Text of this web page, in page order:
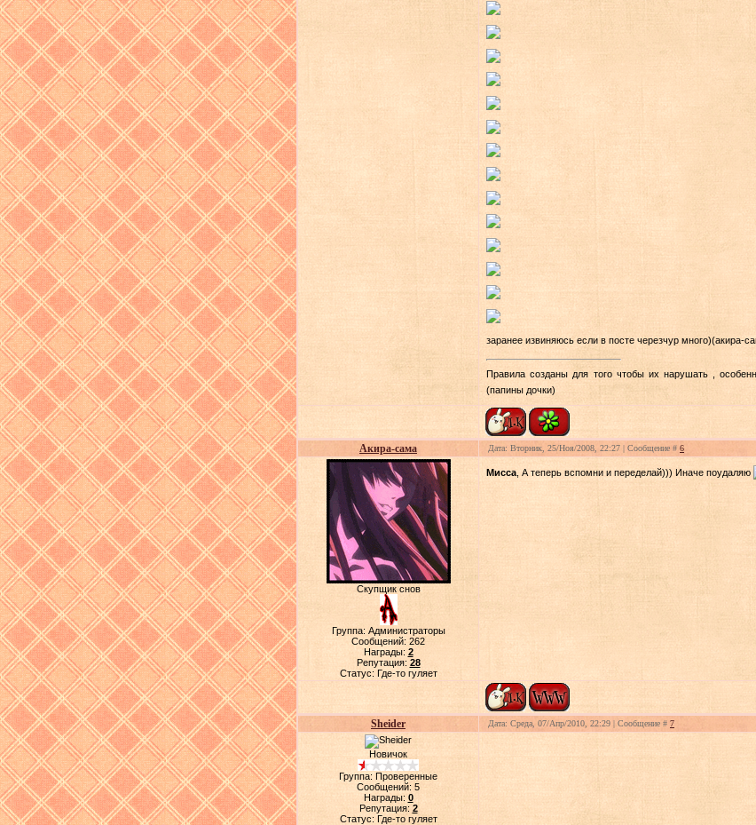
заранее извиняюсь если в посте черезчур много)(акира-
Правила созданы для того чтобы их нарушать ,
(папины дочки)
Акира-сама Дата: Вторник, 25/Ноя/2008, 22:27 | Сообщение # 6
Скупщик снов
Группа: Администраторы
Сообщений: 262
Награды: 2
Репутация: 28
Статус: Где-то гуляет
Мисса , А теперь вспомни и переделай))) Иначе поудаляю
Sheider Дата: Среда, 07/Апр/2010, 22:29 | Сообщение # 7
Новичок
Группа: Проверенные
Сообщений: 5
Награды: 0
Репутация: 2
Статус: Где-то гуляет